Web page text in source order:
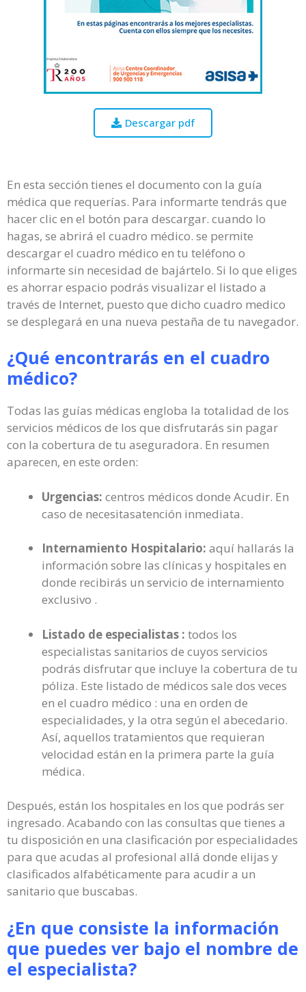
Descargar pdf
En esta sección tienes el documento con la guía
médica que requerías. Para informarte tendrás que
hacer clic en el botón para descargar. cuando lo
hagas, se abrirá el cuadro médico. se permite
descargar el cuadro médico en tu teléfono o
informarte sin necesidad de bajártelo. Si lo que eliges
es ahorrar espacio podrás visualizar el listado a
través de Internet, puesto que dicho cuadro medico
se desplegará en una nueva pestaña de tu navegador.
¿Qué encontrarás en el cuadro
médico?
Todas las guías médicas engloba la totalidad de los
servicios médicos de los que disfrutarás sin pagar
con la cobertura de tu aseguradora. En resumen
aparecen, en este orden:
Urgencias: centros médicos donde Acudir. En
caso de necesitasatención inmediata.
Internamiento Hospitalario: aquí hallarás la
información sobre las clínicas y hospitales en
donde recibirás un servicio de internamiento
exclusivo .
Listado de especialistas : todos los
especialistas sanitarios de cuyos servicios
podrás disfrutar que incluye la cobertura de tu
póliza. Este listado de médicos sale dos veces
en el cuadro médico : una en orden de
especialidades, y la otra según el abecedario.
Así, aquellos tratamientos que requieran
velocidad están en la primera parte la guía
médica.
Después, están los hospitales en los que podrás ser
ingresado. Acabando con las consultas que tienes a
tu disposición en una clasificación por especialidades
para que acudas al profesional allá donde elijas y
clasificados alfabéticamente para acudir a un
sanitario que buscabas.
¿En que consiste la información
que puedes ver bajo el nombre de
el especialista?